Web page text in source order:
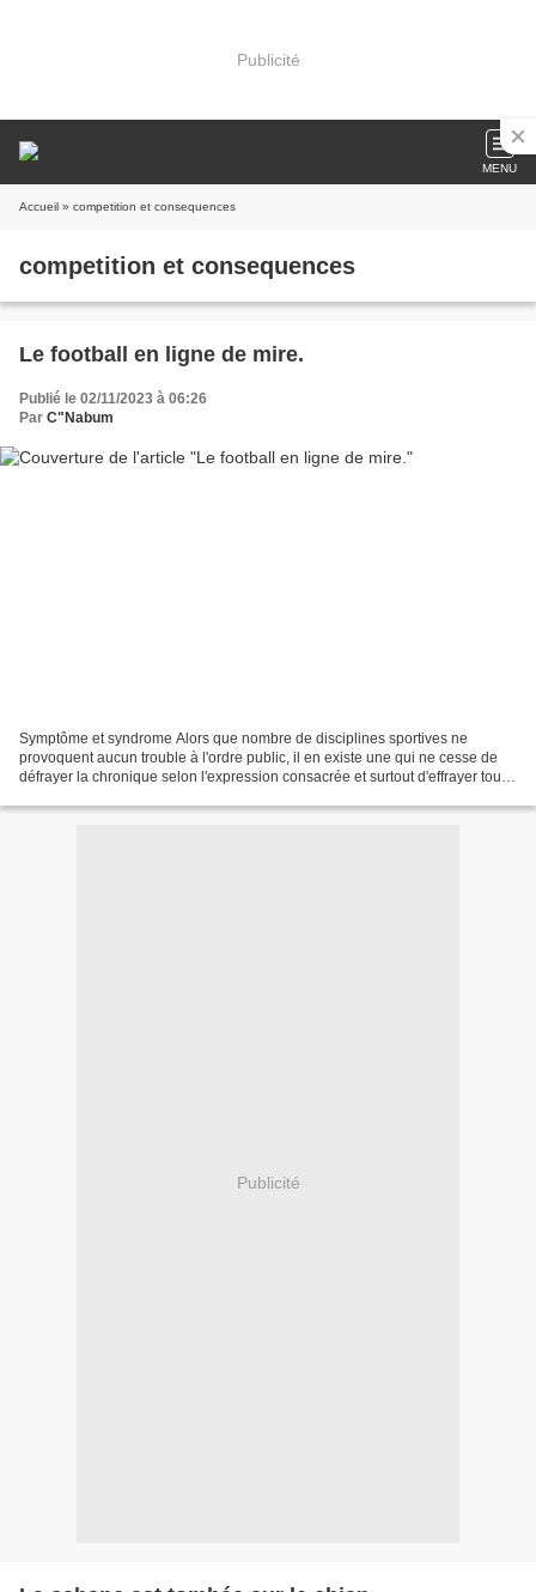
Publicité
MENU
Accueil » competition et consequences
competition et consequences
Le football en ligne de mire.
Publié le 02/11/2023 à 06:26
Par C"Nabum
Symptôme et syndrome Alors que nombre de disciplines sportives ne
provoquent aucun trouble à l'ordre public, il en existe une qui ne cesse de
défrayer la chronique selon l'expression consacrée et surtout d'effrayer toute
Publicité